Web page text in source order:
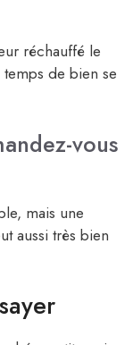
réchauffé le
de bien se
vous
mais une
aussi très bien